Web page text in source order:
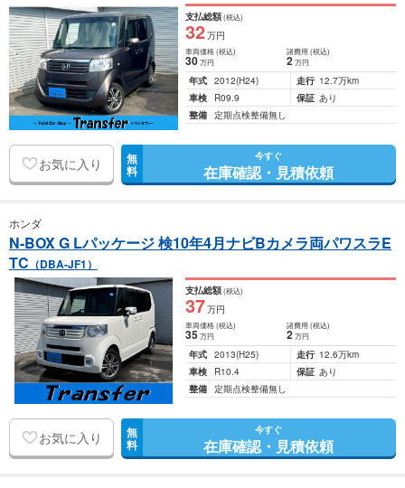
支払総額(税込)
32万円
車両価格(税込)
30万円
諸費用 (税込)
2 万円
年式 2012(H24) 走行 12.7万km
車検
R09.9 保証 あり
整備 定期点検整備無し
お気に入り 無
料
今すぐ
在庫確認・見積依頼
ホンダ
N-BOX G Lパッケージ 検10年4月ナビBカメラ両パワスラE
TC （DBA-JF1）
支払総額(税込)
37万円
車両価格(税込)
35万円
諸費用 (税込)
2 万円
年式 2013(H25) 走行 12.6万km
車検
R10.4 保証 あり
整備 定期点検整備無し
お気に入り 無
料
今すぐ
在庫確認・見積依頼